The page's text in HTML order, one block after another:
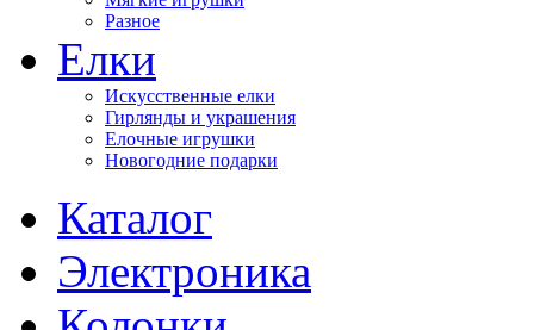
Разное
Елки
Искусственные елки
Гирлянды и украшения
Елочные игрушки
Новогодние подарки
Каталог
Электроника